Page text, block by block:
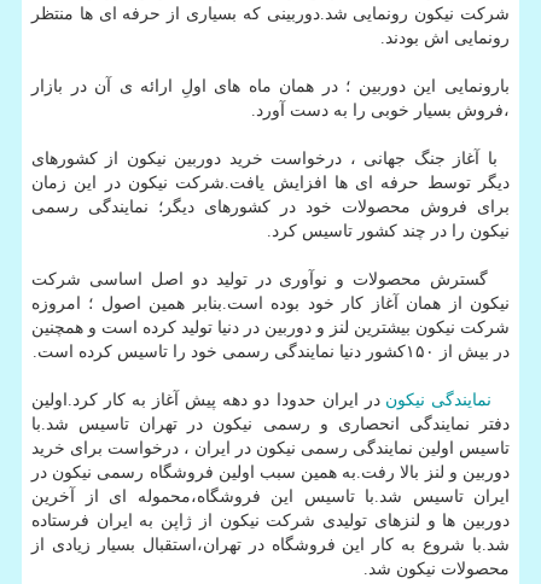
شرکت نیکون رونمایی شد.دوربینی که بسیاری از حرفه ای ها منتظر
رونمایی اش بودند.
بارونمایی این دوربین ؛ در همان ماه های اولِ ارائه ی آن در بازار
،فروش بسیار خوبی را به دست آورد.
با آغاز جنگ جهانی ، درخواست خرید دوربین نیکون از کشورهای
دیگر توسط حرفه ای ها افزایش یافت.شرکت نیکون در این زمان
برای فروش محصولات خود در کشورهای دیگر؛ نمایندگی رسمی
نیکون را در چند کشور تاسیس کرد.
گسترش محصولات و نوآوری در تولید دو اصل اساسی شرکت
نیکون از همان آغاز کار خود بوده است.بنابر همین اصول ؛ امروزه
شرکت نیکون بیشترین لنز و دوربین در دنیا تولید کرده است و همچنین
در بیش از ۱۵۰کشور دنیا نمایندگی رسمی خود را تاسیس کرده است.
نمایندگی نیکون در ایران حدودا دو دهه پیش آغاز به کار کرد.اولین
دفتر نمایندگی انحصاری و رسمی نیکون در تهران تاسیس شد.با
تاسیس اولین نمایندگی رسمی نیکون در ایران ، درخواست برای خرید
دوربین و لنز بالا رفت.به همین سبب اولین فروشگاه رسمی نیکون در
ایران تاسیس شد.با تاسیس این فروشگاه،محموله ای از آخرین
دوربین ها و لنزهای تولیدی شرکت نیکون از ژاپن به ایران فرستاده
شد.با شروع به کار این فروشگاه در تهران،استقبال بسیار زیادی از
محصولات نیکون شد.